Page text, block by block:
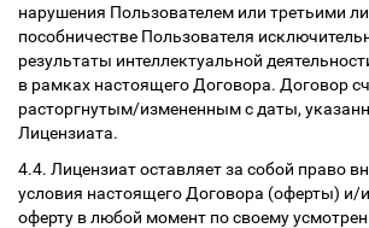
нарушения Пользователем или третьими
пособничестве Пользователя
результаты интеллектуальной
в рамках настоящего Договора. Договор
расторгнутым/измененным с даты,
Лицензиата.
4.4. Лицензиат оставляет за собой право
условия настоящего Договора (оферты) и/
оферту в любой момент по своему